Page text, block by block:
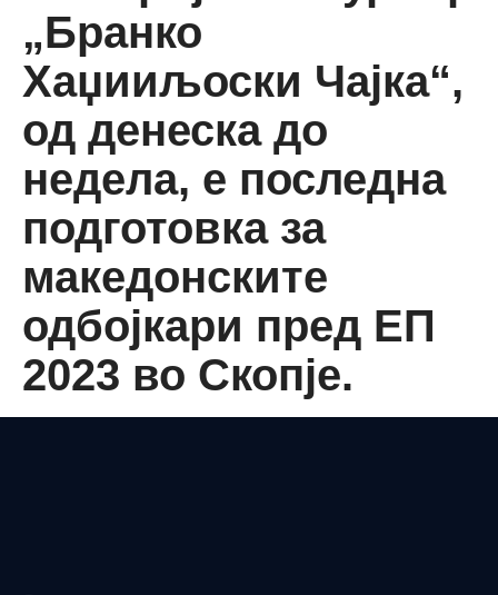
„Бранко
Хаџииљоски Чајка“,
од денеска до
недела, е последна
подготовка за
македонските
одбојкари пред ЕП
2023 во Скопје.